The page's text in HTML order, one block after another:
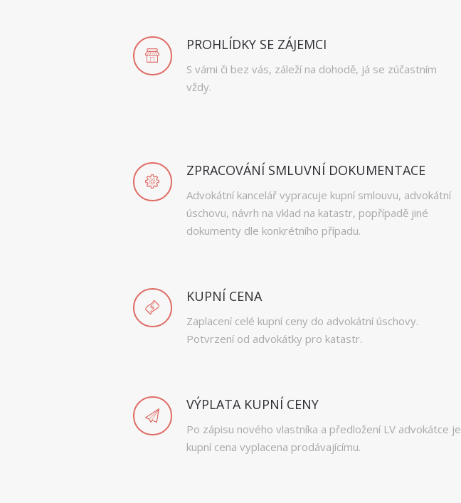
PROHLÍDKY SE ZÁJEMCI
S vámi či bez vás, záleží na dohodě, já se zúčastním
vždy.
ZPRACOVÁNÍ SMLUVNÍ DOKUMENTACE
Advokátní kancelář vypracuje kupní smlouvu, advokátní
úschovu, návrh na vklad na katastr, popřípadě jiné
dokumenty dle konkrétního případu.
KUPNÍ CENA
Zaplacení celé kupní ceny do advokátní úschovy.
Potvrzení od advokátky pro katastr.
VÝPLATA KUPNÍ CENY
Po zápisu nového vlastníka a předložení LV advokátce je
kupní cena vyplacena prodávajícímu.